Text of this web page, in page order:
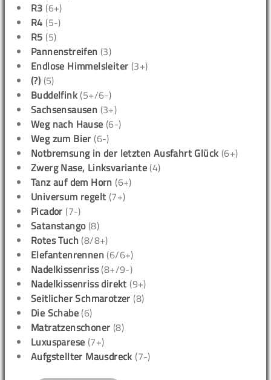
R3 (6+)
R4 (5-)
R5 (5)
Pannenstreifen (3)
Endlose Himmelsleiter (3+)
(?) (5)
Buddelfink (5+/6-)
Sachsensausen (3+)
Weg nach Hause (6-)
Weg zum Bier (6-)
Notbremsung in der letzten Ausfahrt Glück (6+)
Zwerg Nase, Linksvariante (4)
Tanz auf dem Horn (6+)
Universum regelt (7+)
Picador (7-)
Satanstango(8)
Rotes Tuch (8/8+)
Elefantenrennen (6/6+)
Nadelkissenriss(8+/9-)
Nadelkissenriss direkt (9+)
Seitlicher Schmarotzer (8)
Die Schabe (6)
Matratzenschoner (8)
Luxusparese (7+)
Aufgstellter Mausdreck (7-)